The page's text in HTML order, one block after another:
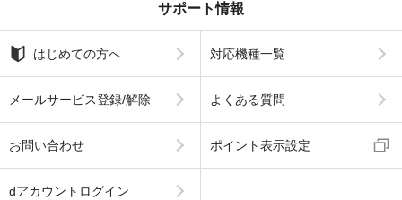
サポート情報
はじめての方へ 対応機種一覧
メールサービス登録/解除 よくある質問
お問い合わせ ポイント表示設定
dアカウントログイン